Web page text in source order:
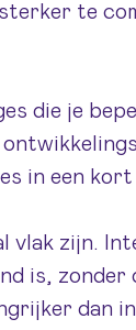
te
die je
in een
zijn.
is,
dan in